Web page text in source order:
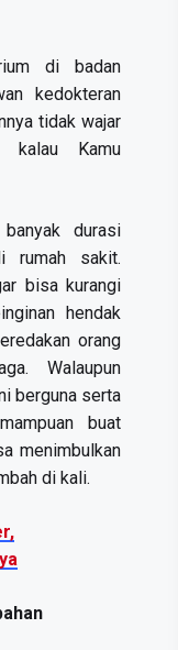
di badan
kedokteran
tidak wajar
kalau Kamu
durasi
rumah sakit.
bisa kurangi
hendak
orang
Walaupun
berguna serta
buat
menimbulkan
di kali.